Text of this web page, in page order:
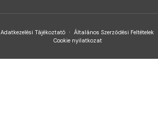
Adatkezelési Tájékoztató
Általános Szerződési Feltételek
Cookie nyilatkozat